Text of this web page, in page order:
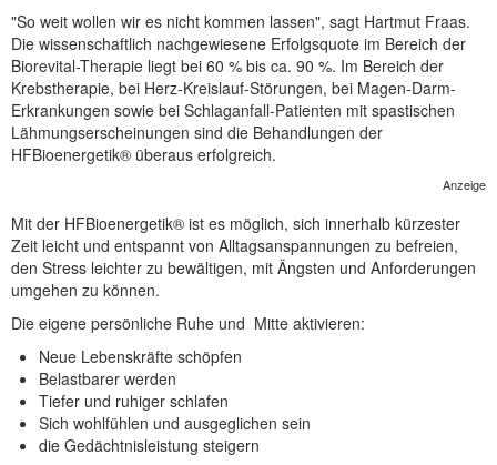
"So weit wollen wir es nicht kommen lassen", sagt Hartmut Fraas.
Die wissenschaftlich nachgewiesene Erfolgsquote im Bereich der
Biorevital-Therapie liegt bei 60 % bis ca. 90 %. Im Bereich der
Krebstherapie, bei Herz-Kreislauf-Störungen, bei Magen-Darm-
Erkrankungen sowie bei Schlaganfall-Patienten mit spastischen
Lähmungserscheinungen sind die Behandlungen der
HFBioenergetik® überaus erfolgreich.
Anzeige
Mit der HFBioenergetik® ist es möglich, sich innerhalb kürzester
Zeit leicht und entspannt von Alltagsanspannungen zu befreien,
den Stress leichter zu bewältigen, mit Ängsten und Anforderungen
umgehen zu können.
Die eigene persönliche Ruhe und Mitte aktivieren:
Neue Lebenskräfte schöpfen
Belastbarer werden
Tiefer und ruhiger schlafen
Sich wohlfühlen und ausgeglichen sein
die Gedächtnisleistung steigern